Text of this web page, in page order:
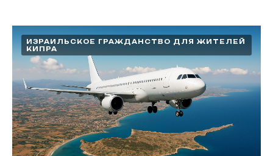
ИЗРАИЛЬСКОЕ ГРАЖДАНСТВО ДЛЯ ЖИТЕЛЕЙ
КИПРА